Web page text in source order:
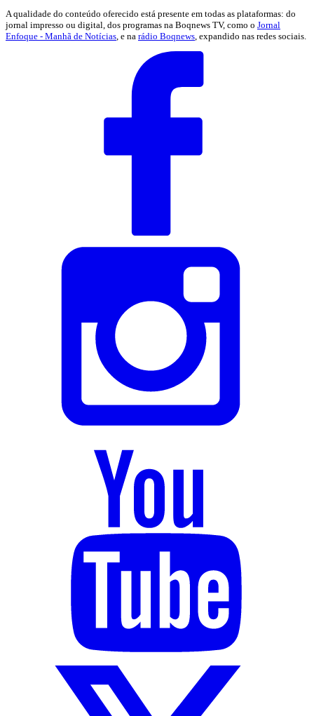
A qualidade do conteúdo oferecido está presente em todas as plataformas: do
jornal impresso ou digital, dos programas na Boqnews TV, como o Jornal
Enfoque - Manhã de Notícias, e na rádio Boqnews, expandido nas redes sociais.